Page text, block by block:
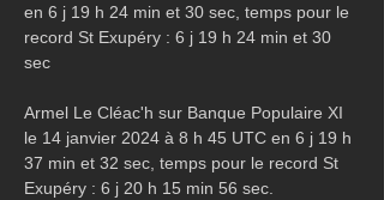
en 6 j 19 h 24 min et 30 sec, temps pour le
record St Exupéry : 6 j 19 h 24 min et 30
sec
Armel Le Cléac'h sur Banque Populaire XI
le 14 janvier 2024 à 8 h 45 UTC en 6 j 19 h
37 min et 32 sec, temps pour le record St
Exupéry : 6 j 20 h 15 min 56 sec.